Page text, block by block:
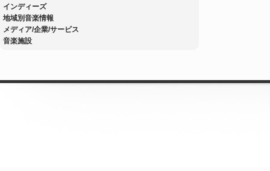
インディーズ
地域別音楽情報
メディア/企業/サービス
音楽施設